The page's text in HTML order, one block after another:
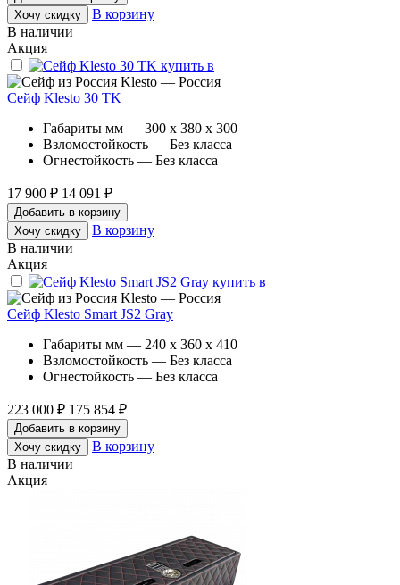
Хочу скидку
В корзину
В наличии
Акция
Klesto — Россия
Сейф Klesto 30 TK
Габариты мм — 300 x 380 x 300
Взломостойкость — Без класса
Огнестойкость — Без класса
17 900 ₽ 14 091 ₽
Добавить в корзину
Хочу скидку
В корзину
В наличии
Акция
Klesto — Россия
Сейф Klesto Smart JS2 Gray
Габариты мм — 240 x 360 x 410
Взломостойкость — Без класса
Огнестойкость — Без класса
223 000 ₽ 175 854 ₽
Добавить в корзину
Хочу скидку
В корзину
В наличии
Акция